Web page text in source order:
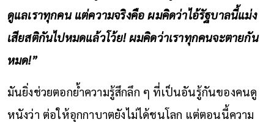
ดูแลเราทุกคน แต่ความจริงคือ ผมคิดว่าไอ้รัฐบาลนี้แม่ง
เสียสติกันไปหมดแล้วโว้ย! ผมคิดว่าเราทุกคนจะตายกัน
หมด!”
มันยิ่งช่วยตอกย้ำความรู้สึกลึก ๆ ที่เป็นอันรู้กันของคนดู
หนังว่า ต่อให้อุกกาบาตยังไม่ได้ชนโลก แต่ตอนนี้ความ